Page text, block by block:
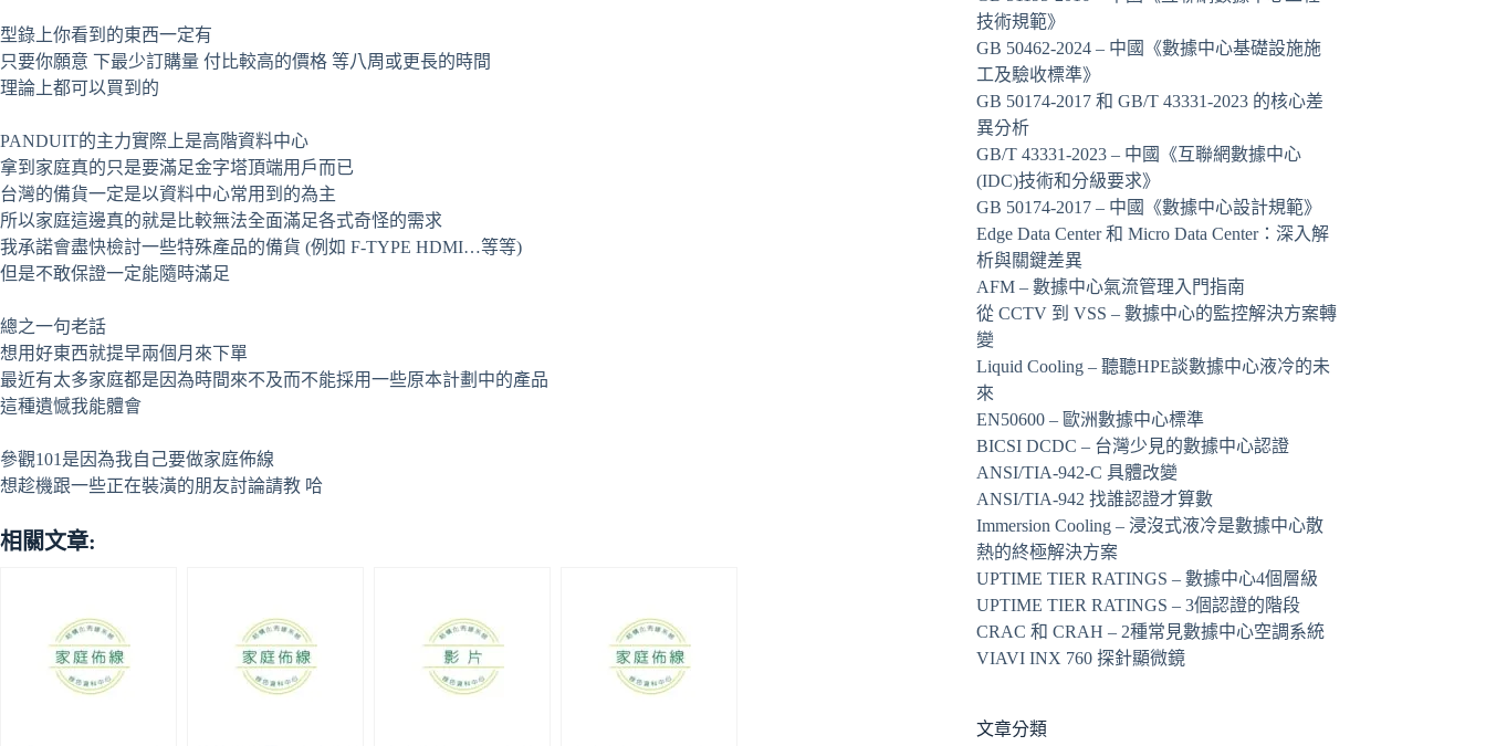
型錄上你看到的東西一定有
只要你願意 下最少訂購量 付比較高的價格 等八周或更長的時間
理論上都可以買到的
PANDUIT的主力實際上是高階資料中心
拿到家庭真的只是要滿足金字塔頂端用戶而已
台灣的備貨一定是以資料中心常用到的為主
所以家庭這邊真的就是比較無法全面滿足各式奇怪的需求
我承諾會盡快檢討一些特殊產品的備貨 (例如 F-TYPE HDMI…等等)
但是不敢保證一定能隨時滿足
總之一句老話
想用好東西就提早兩個月來下單
最近有太多家庭都是因為時間來不及而不能採用一些原本計劃中的產品
這種遺憾我能體會
參觀101是因為我自己要做家庭佈線
想趁機跟一些正在裝潢的朋友討論請教 哈
相關文章:
技術規範》
GB 50462-2024 – 中國《數據中心基礎設施施
工及驗收標準》
GB 50174-2017 和 GB/T 43331-2023 的核心差
異分析
GB/T 43331-2023 – 中國《互聯網數據中心
(IDC)技術和分級要求》
GB 50174-2017 – 中國《數據中心設計規範》
Edge Data Center 和 Micro Data Center：深入解
析與關鍵差異
AFM – 數據中心氣流管理入門指南
從 CCTV 到 VSS – 數據中心的監控解決方案轉
變
Liquid Cooling – 聽聽HPE談數據中心液冷的未
來
EN50600 – 歐洲數據中心標準
BICSI DCDC – 台灣少見的數據中心認證
ANSI/TIA-942-C 具體改變
ANSI/TIA-942 找誰認證才算數
Immersion Cooling – 浸沒式液冷是數據中心散
熱的終極解決方案
UPTIME TIER RATINGS – 數據中心4個層級
UPTIME TIER RATINGS – 3個認證的階段
CRAC 和 CRAH – 2種常見數據中心空調系統
VIAVI INX 760 探針顯微鏡
文章分類